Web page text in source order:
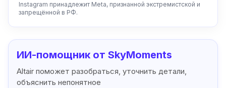
Instagram принадлежит Meta, признанной экстремистской и
запрещённой в РФ.
ИИ-помощник от SkyMoments
Altair поможет разобраться, уточнить детали,
объяснить непонятное